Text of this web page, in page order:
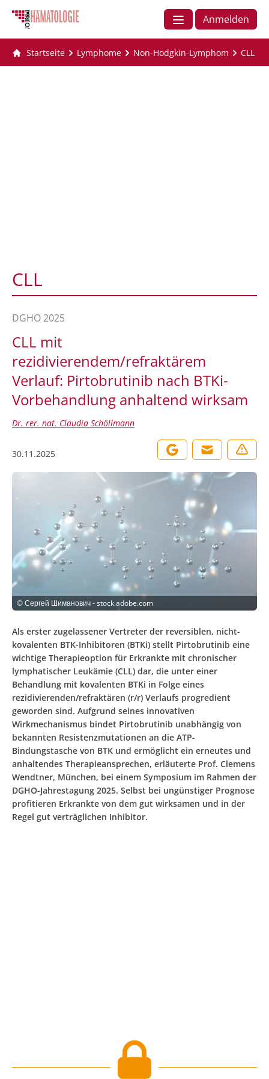
Anmelden
Startseite Lymphome Non-Hodgkin-Lymphom CLL
CLL
DGHO 2025
CLL mit
rezidivierendem/refraktärem
Verlauf: Pirtobrutinib nach BTKi-
Vorbehandlung anhaltend wirksam
Dr. rer. nat. Claudia Schöllmann
30.11.2025
©Сергей Шиманович - stock.adobe.com
Als erster zugelassener Vertreter der reversiblen, nicht-
kovalenten BTK-Inhibitoren (BTKi) stellt Pirtobrutinib eine
wichtige Therapieoption für Erkrankte mit chronischer
lymphatischer Leukämie (CLL) dar, die unter einer
Behandlung mit kovalenten BTKi in Folge eines
rezidivierenden/refraktären (r/r) Verlaufs progredient
geworden sind. Aufgrund seines innovativen
Wirkmechanismus bindet Pirtobrutinib unabhängig von
bekannten Resistenzmutationen an die ATP-
Bindungstasche von BTK und ermöglicht ein erneutes und
anhaltendes Therapieansprechen, erläuterte Prof. Clemens
Wendtner, München, bei einem Symposium im Rahmen der
DGHO-Jahrestagung 2025. Selbst bei ungünstiger Prognose
profitieren Erkrankte von dem gut wirksamen und in der
Regel gut verträglichen Inhibitor.